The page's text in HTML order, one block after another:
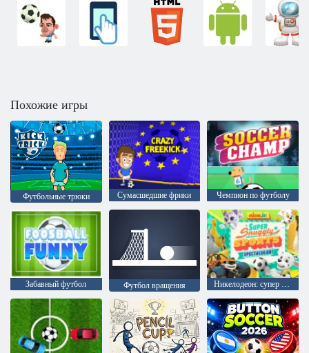
Похожие игры
Футбольные трюки Сумасшедшие фрики Чемпион по футболу
Забавный футбол Футбол вращения Никелодеон: супер зрелищные виды спорта